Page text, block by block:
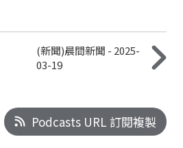
(新聞)晨間新聞 - 2025-
03-19
Podcasts URL 訂閱複製